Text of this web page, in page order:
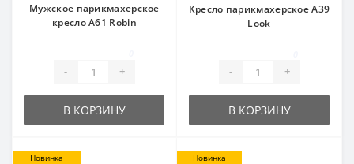
Мужское парикмахерское
кресло A61 Robin
- +
В КОРЗИНУ
Кресло парикмахерское А39
Look
- +
В КОРЗИНУ
Новинка
Новинка